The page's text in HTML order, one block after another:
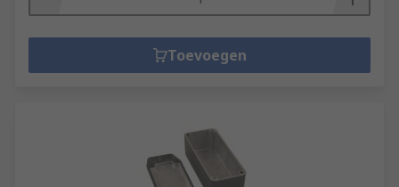
Toevoegen